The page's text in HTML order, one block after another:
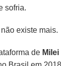
sofria.
existe mais.
de Milei